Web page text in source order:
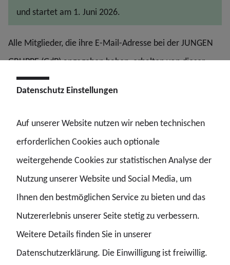
und startet am 1. Juni 2026.
Alle Mitglieder, die ihre E-Mail-Adresse bei der JUNGEN
GRUPPE (GdP) angegeben haben, erhalten von dieser
einen Link zur Teilnahme.
Ergebnisse durch vertiefende Interviews beziehungsweise
Fokusgruppen ergänzt.
Die Blaulichtstudie im Überblick
Datenschutz Einstellungen
Auf unserer Website nutzen wir neben technischen
erforderlichen Cookies auch optionale
weitergehende Cookies zur statistischen Analyse der
Nutzung unserer Website und Social Media, um
Ihnen den bestmöglichen Service zu bieten und das
Nutzererlebnis unserer Seite stetig zu verbessern.
Weitere Details finden Sie in unserer
Datenschutzerklärung. Die Einwilligung ist freiwillig.